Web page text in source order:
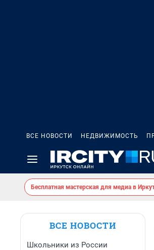
ВСЕ НОВОСТИ НЕДВИЖИМОСТЬ
Бесплатная мастерская для медиа в
ВСЕ НОВОСТИ
Школьники из России